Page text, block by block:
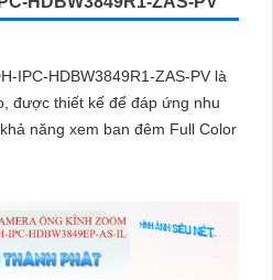
IPC-HDBW3849R1-ZAS-PV là
được thiết kế để đáp ứng nhu